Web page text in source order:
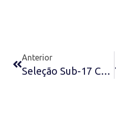
Anterior
Seleção Sub-17 Convocada Para Período De Treinos